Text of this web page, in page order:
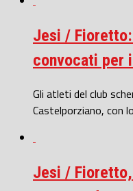
Jesi /
convocati per
Gli atleti del club
Castelporziano, con
Jesi / Fioretto,